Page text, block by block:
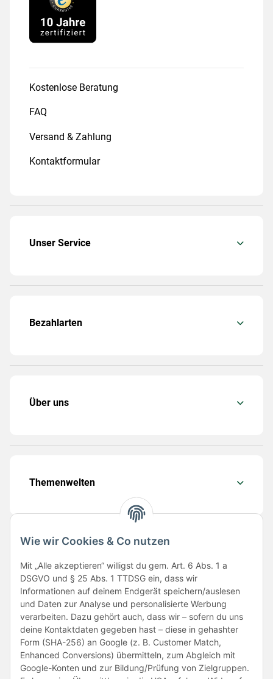
Wie wir Cookies & Co nutzen
Mit „Alle akzeptieren“ willigst du gem. Art. 6 Abs. 1 a
DSGVO und § 25 Abs. 1 TTDSG ein, dass wir
Informationen auf deinem Endgerät speichern/auslesen
und Daten zur Analyse und personalisierte Werbung
verarbeiten. Dazu gehört auch, dass wir – sofern du uns
deine Kontaktdaten gegeben hast – diese in gehashter
Form (SHA-256) an Google (z. B. Customer Match,
Enhanced Conversions) übermitteln, zum Abgleich mit
Google-Konten und zur Bildung/Prüfung von Zielgruppen.
Kostenlose Beratung
FAQ
Versand & Zahlung
Kontaktformular
Unser Service
Bezahlarten
Über uns
Themenwelten
Folge uns
Unsere Partner